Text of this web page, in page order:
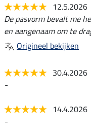
12.5.2026
De pasvorm bevalt me
en aangenaam om te
Origineel bekijken
30.4.2026
-
14.4.2026
-